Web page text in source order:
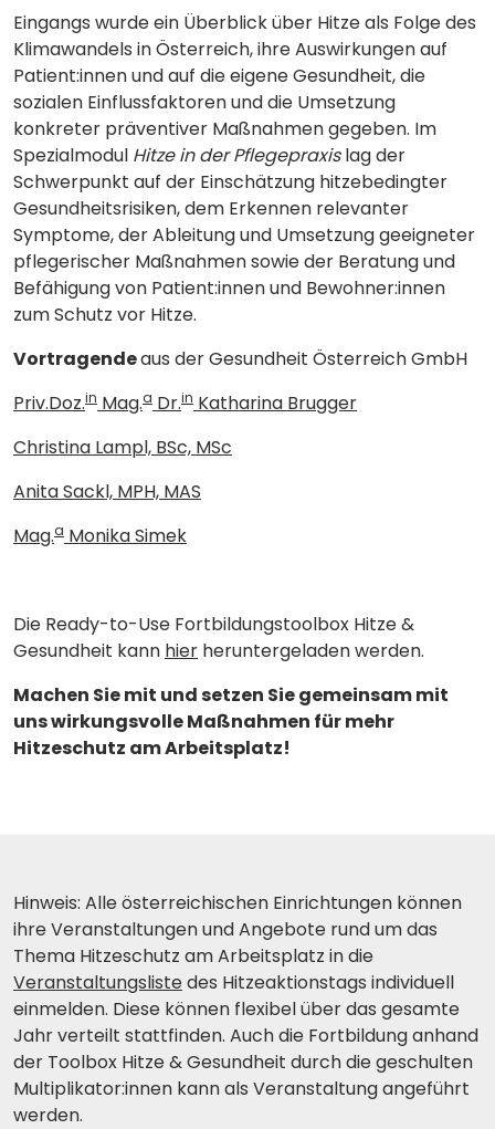
Eingangs wurde ein Überblick über Hitze als Folge des
Klimawandels in Österreich, ihre Auswirkungen auf
Patient:innen und auf die eigene Gesundheit, die
sozialen Einflussfaktoren und die Umsetzung
konkreter präventiver Maßnahmen gegeben. Im
Spezialmodul Hitze in der Pflegepraxislag der
Schwerpunkt auf der Einschätzung hitzebedingter
Gesundheitsrisiken, dem Erkennen relevanter
Symptome, der Ableitung und Umsetzung geeigneter
pflegerischer Maßnahmen sowie der Beratung und
Befähigung von Patient:innen und Bewohner:innen
zum Schutz vor Hitze.
Vortragendeaus der Gesundheit Österreich GmbH
Priv.Doz.in Mag.a Dr.in Katharina Brugger
Christina Lampl, BSc, MSc
Anita Sackl, MPH, MAS
Mag.a Monika Simek
Die Ready-to-Use Fortbildungstoolbox Hitze &
Gesundheit kann hier heruntergeladen werden.
Machen Sie mit und setzen Sie gemeinsam mit
uns wirkungsvolle Maßnahmen für mehr
Hitzeschutz am Arbeitsplatz!
Hinweis: Alle österreichischen Einrichtungen können
ihre Veranstaltungen und Angebote rund um das
Thema Hitzeschutz am Arbeitsplatz in die
Veranstaltungslistedes Hitzeaktionstags individuell
einmelden. Diese können flexibel über das gesamte
Jahr verteilt stattfinden. Auch die Fortbildung anhand
der Toolbox Hitze & Gesundheit durch die geschulten
Multiplikator:innen kann als Veranstaltung angeführt
werden.